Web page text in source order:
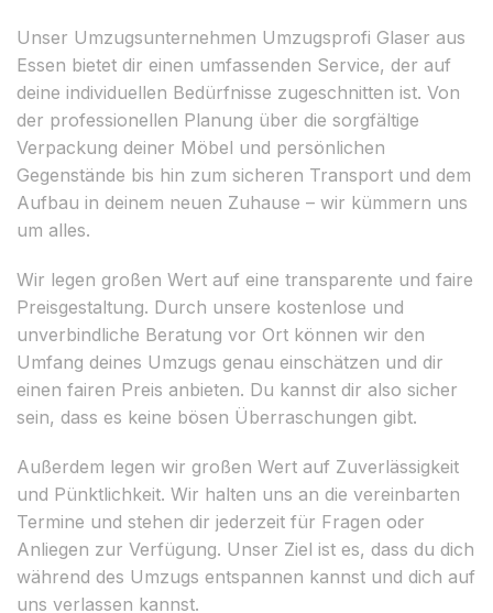
Unser Umzugsunternehmen Umzugsprofi Glaser aus
Essen bietet dir einen umfassenden Service, der auf
deine individuellen Bedürfnisse zugeschnitten ist. Von
der professionellen Planung über die sorgfältige
Verpackung deiner Möbel und persönlichen
Gegenstände bis hin zum sicheren Transport und dem
Aufbau in deinem neuen Zuhause – wir kümmern uns
um alles.
Wir legen großen Wert auf eine transparente und faire
Preisgestaltung. Durch unsere kostenlose und
unverbindliche Beratung vor Ort können wir den
Umfang deines Umzugs genau einschätzen und dir
einen fairen Preis anbieten. Du kannst dir also sicher
sein, dass es keine bösen Überraschungen gibt.
Außerdem legen wir großen Wert auf Zuverlässigkeit
und Pünktlichkeit. Wir halten uns an die vereinbarten
Termine und stehen dir jederzeit für Fragen oder
Anliegen zur Verfügung. Unser Ziel ist es, dass du dich
während des Umzugs entspannen kannst und dich auf
uns verlassen kannst.